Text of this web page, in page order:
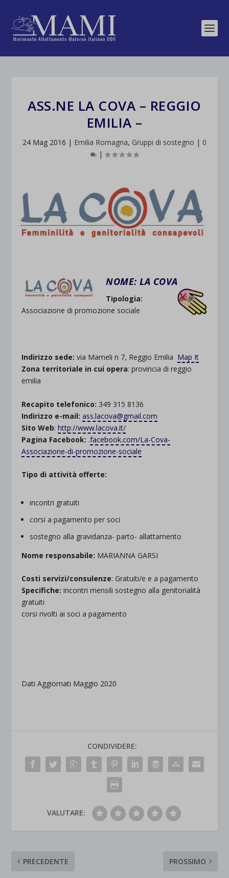
ASS.NE LA COVA – REGGIO
EMILIA –
24 Mag 2016 | Emilia Romagna, Gruppi di sostegno | 0
|
NOME:LA COVA
Tipologia:
Associazione di promozione sociale
Indirizzo sede: via Mameli n 7, Reggio Emilia Map It
Zona territoriale in cui opera: provincia di reggio
emilia
Recapito telefonico: 349 315 8136
Indirizzo e-mail: ass.lacova@gmail.com
Sito Web:http://www.lacova.it/
Pagina Facebook: .facebook.com/La-Cova-
Associazione-di-promozione-sociale
Tipo di attività offerte:
incontri gratuiti
corsi a pagamento per soci
sostegno alla gravidanza- parto- allattamento
Nome responsabile: MARIANNA GARSI
Costi servizi/consulenze: Gratuiti/e e a pagamento
Specifiche: incontri mensili sostegno alla genitorialità
gratuiti
corsi rivolti ai soci a pagamento
Dati Aggiornati Maggio 2020
CONDIVIDERE:
VALUTARE:
PRECEDENTE PROSSIMO